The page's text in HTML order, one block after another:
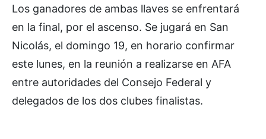
Los ganadores de ambas llaves se enfrentará
en la final, por el ascenso. Se jugará en San
Nicolás, el domingo 19, en horario confirmar
este lunes, en la reunión a realizarse en AFA
entre autoridades del Consejo Federal y
delegados de los dos clubes finalistas.